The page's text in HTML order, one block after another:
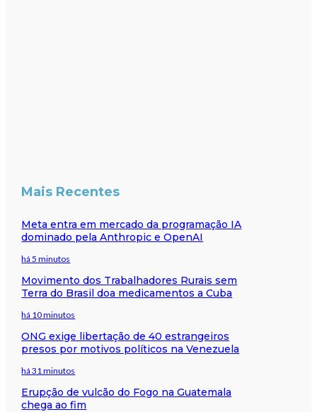
Mais Recentes
Meta entra em mercado da programação IA
dominado pela Anthropic e OpenAI
há 5 minutos
Movimento dos Trabalhadores Rurais sem
Terra do Brasil doa medicamentos a Cuba
há 10 minutos
ONG exige libertação de 40 estrangeiros
presos por motivos políticos na Venezuela
há 31 minutos
Erupção de vulcão do Fogo na Guatemala
chega ao fim